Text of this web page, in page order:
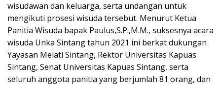
wisudawan dan keluarga, serta undangan untuk
mengikuti prosesi wisuda tersebut. Menurut Ketua
Panitia Wisuda bapak Paulus,S.P.,M.M., suksesnya acara
wisuda Unka Sintang tahun 2021 ini berkat dukungan
Yayasan Melati Sintang, Rektor Universitas Kapuas
Sintang, Senat Universitas Kapuas Sintang, serta
seluruh anggota panitia yang berjumlah 81 orang, dan